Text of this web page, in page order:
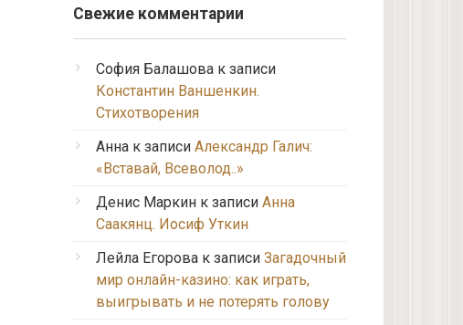
Свежие комментарии
София Балашова к записи
Константин Ваншенкин.
Стихотворения
Анна к записи Александр Галич:
«Вставай, Всеволод..»
Денис Маркин к записи Анна
Саакянц. Иосиф Уткин
Лейла Егорова к записи Загадочный
мир онлайн-казино: как играть,
выигрывать и не потерять голову